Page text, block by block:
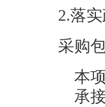
2.落
采购
本
承